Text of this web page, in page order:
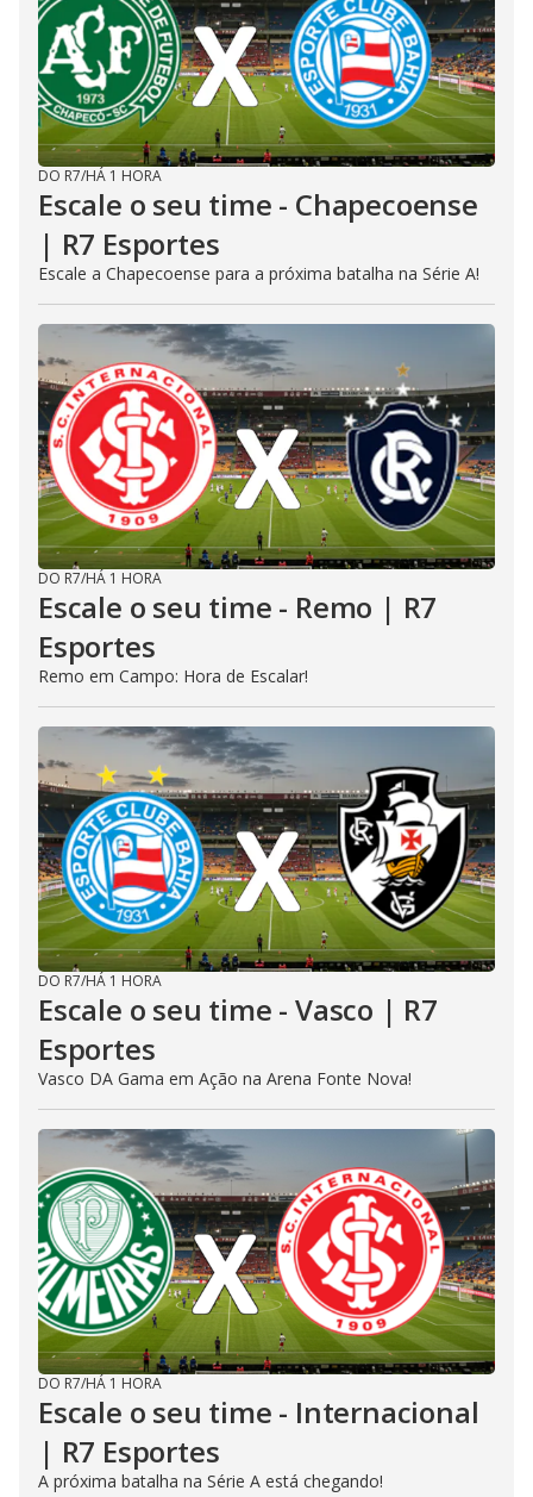
DO R7/HÁ 1 HORA
Escale o seu time - Chapecoense
| R7 Esportes
Escale a Chapecoense para a próxima batalha na Série A!
DO R7/HÁ 1 HORA
Escale o seu time - Remo | R7
Esportes
Remo em Campo: Hora de Escalar!
DO R7/HÁ 1 HORA
Escale o seu time - Vasco | R7
Esportes
Vasco DA Gama em Ação na Arena Fonte Nova!
DO R7/HÁ 1 HORA
Escale o seu time - Internacional
| R7 Esportes
A próxima batalha na Série A está chegando!